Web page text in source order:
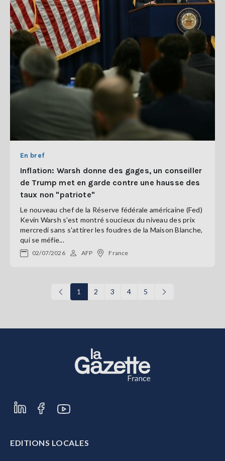
En bref
Inflation: Warsh donne des gages, un conseiller
de Trump met en garde contre une hausse des
taux non "patriote"
Le nouveau chef de la Réserve fédérale américaine (Fed)
Kevin Warsh s'est montré soucieux du niveau des prix
mercredi sans s'attirer les foudres de la Maison Blanche,
qui se méfie...
02/07/2026 AFP France
1 2 3 4 5
EDITIONS LOCALES